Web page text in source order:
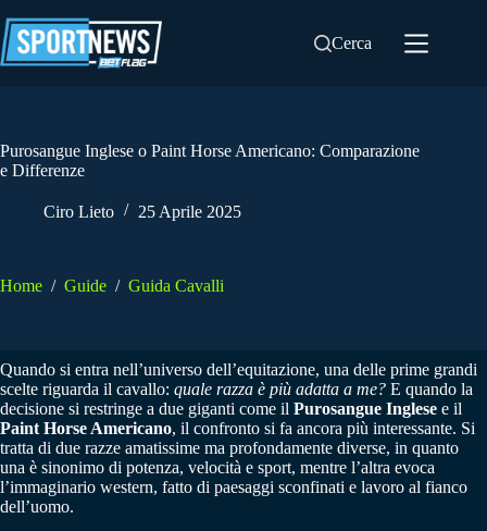
al
contenuto
Cerca
Purosangue Inglese o Paint Horse Americano: Comparazione
e Differenze
Ciro Lieto 25 Aprile 2025
Home / Guide / Guida Cavalli
Quando si entra nell’universo dell’equitazione, una delle prime grandi
scelte riguarda il cavallo: quale razza è più adatta a me? E quando la
decisione si restringe a due giganti come il Purosangue Inglese e il
Paint Horse Americano, il confronto si fa ancora più interessante. Si
tratta di due razze amatissime ma profondamente diverse, in quanto
una è sinonimo di potenza, velocità e sport, mentre l’altra evoca
l’immaginario western, fatto di paesaggi sconfinati e lavoro al fianco
dell’uomo.